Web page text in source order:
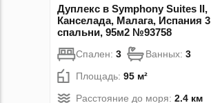
Дуплекс в Symphony Suites II,
Канселада, Малага, Испания 3
спальни, 95м2 №93758
Спален: 3 Ванных: 3
Площадь: 95 м²
Расстояние до моря: 2.4 км